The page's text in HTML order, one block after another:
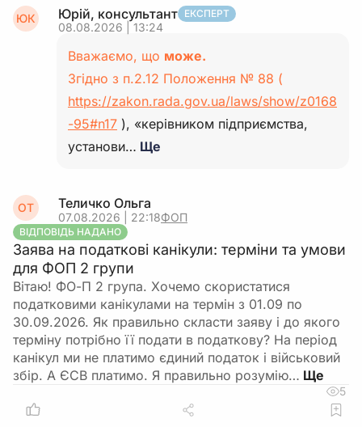
ЮК Юрій, консультант ЕКСПЕРТ
08.08.2026 | 13:24
Вважаємо, що може.
Згідно з п.2.12 Положення № 88 (
https://zakon.rada.gov.ua/laws/show/z0168
-95#n17 ), «керівником підприємства,
установи… Ще
ОТ Теличко Ольга
07.08.2026 | 22:18ФОП
ВІДПОВІДЬ НАДАНО
Заява на податкові канікули: терміни та умови
для ФОП 2 групи
Вітаю! ФО-П 2 група. Хочемо скористатися
податковими канікулами на термін з 01.09 по
30.09.2026. Як правильно скласти заяву і до якого
терміну потрібно її подати в податкову? На період
канікул ми не платимо єдиний податок і військовий
збір. А ЄСВ платимо. Я правильно розумію…
5